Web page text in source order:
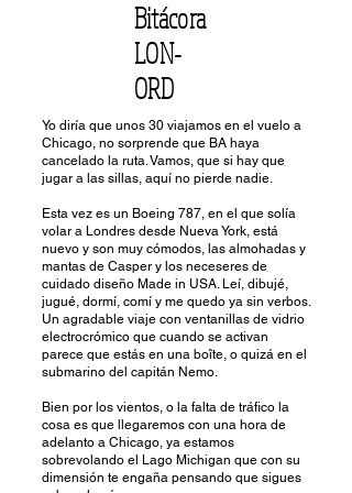
Bitácora
LON-
ORD
Yo diría que unos 30 viajamos en el vuelo a
Chicago, no sorprende que BA haya
cancelado la ruta. Vamos, que si hay que
jugar a las sillas, aquí no pierde nadie.
Esta vez es un Boeing 787, en el que solía
volar a Londres desde Nueva York, está
nuevo y son muy cómodos, las almohadas y
mantas de Casper y los neceseres de
cuidado diseño Made in USA. Leí, dibujé,
jugué, dormí, comí y me quedo ya sin verbos.
Un agradable viaje con ventanillas de vidrio
electrocrómico que cuando se activan
parece que estás en una boîte, o quizá en el
submarino del capitán Nemo.
Bien por los vientos, o la falta de tráfico la
cosa es que llegaremos con una hora de
adelanto a Chicago, ya estamos
sobrevolando el Lago Michigan que con su
dimensión te engaña pensando que sigues